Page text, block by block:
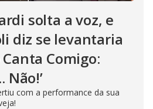
solta a voz, e
diz se levantaria
Comigo:
Não!’
com a performance da sua